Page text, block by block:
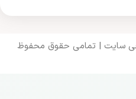
سایت | تمامی حقوق محفوظ